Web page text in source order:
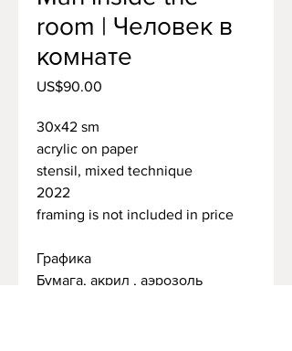
room | Человек в
комнате
US$90.00
30х42 sm
acrylic on paper
stensil, mixed technique
2022
framing is not included in price
Графика
Бумага, акрил , аэрозоль